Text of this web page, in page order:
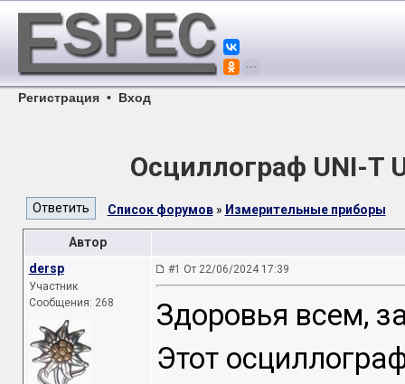
Регистрация • Вход
Осциллограф UNI-T
Список форумов» Измерительные приборы
Автор
dersp
Участник
Сообщения: 268
#1 От 22/06/2024 17:39
Здоровья всем,
Этот